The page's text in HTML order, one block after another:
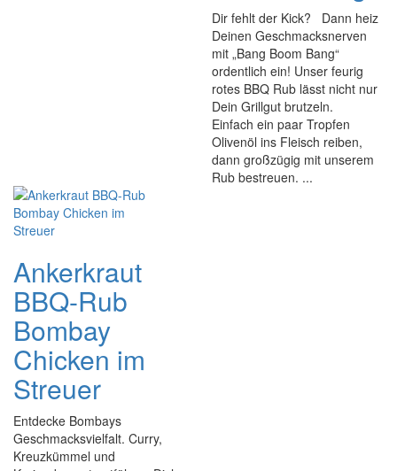
Dir fehlt der Kick? Dann heiz
Deinen Geschmacksnerven
mit „Bang Boom Bang“
ordentlich ein! Unser feurig
rotes BBQ Rub lässt nicht nur
Dein Grillgut brutzeln.
Einfach ein paar Tropfen
Olivenöl ins Fleisch reiben,
dann großzügig mit unserem
Rub bestreuen. ...
Ankerkraut
BBQ-Rub
Bombay
Chicken im
Streuer
Entdecke Bombays
Geschmacksvielfalt. Curry,
Kreuzkümmel und